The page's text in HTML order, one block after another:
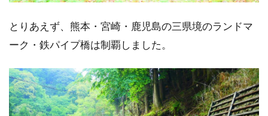
とりあえず、熊本・宮崎・鹿児島の三県境のランドマ
ーク・鉄パイプ橋は制覇しました。